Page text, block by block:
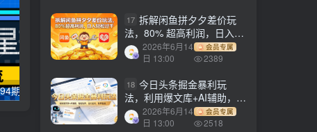
【副业项目5394期】价值1980，知识星球课程，流量堆积器，冷门暴力引流项目，全网最新玩法 【副业项目3811期】youtube（油管）涨粉教程：一星期内获得1000真实粉丝，免费且快速的方法
17 拆解闲鱼拼夕夕差价玩
法，80% 超高利润，日入轻
松过千2026年6月14
日 13:00
会员专属
2389
18 今日头条掘金暴利玩
法，利用爆文库+AI辅助，轻
松矩阵、当天起号，简单粗
暴，日入1000+
2026年6月14
日 13:00
会员专属
2518